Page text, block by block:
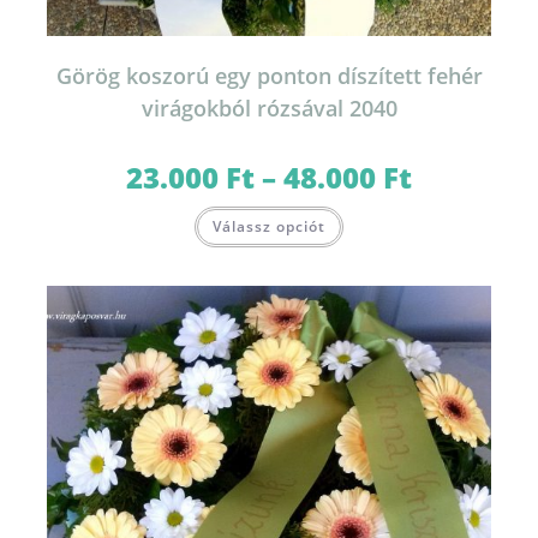
Görög koszorú egy ponton díszített fehér
virágokból rózsával 2040
23.000 Ft–48.000 Ft23.000 Ft
Válassz opciót a
van.
A
változatok
a
termékoldalon
választhatók
ki